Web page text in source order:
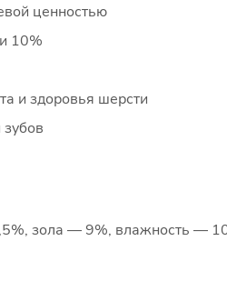
ценностью
10%
и здоровья шерсти
зола — 9%, влажность —